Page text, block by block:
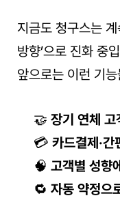
지금도 청구스는
방향’으로 진화 중
앞으로는 이런 기
🤝 장기 연체 고
💳 카드결제·간
🧠 고객별 성향
🔁 자동 약정으